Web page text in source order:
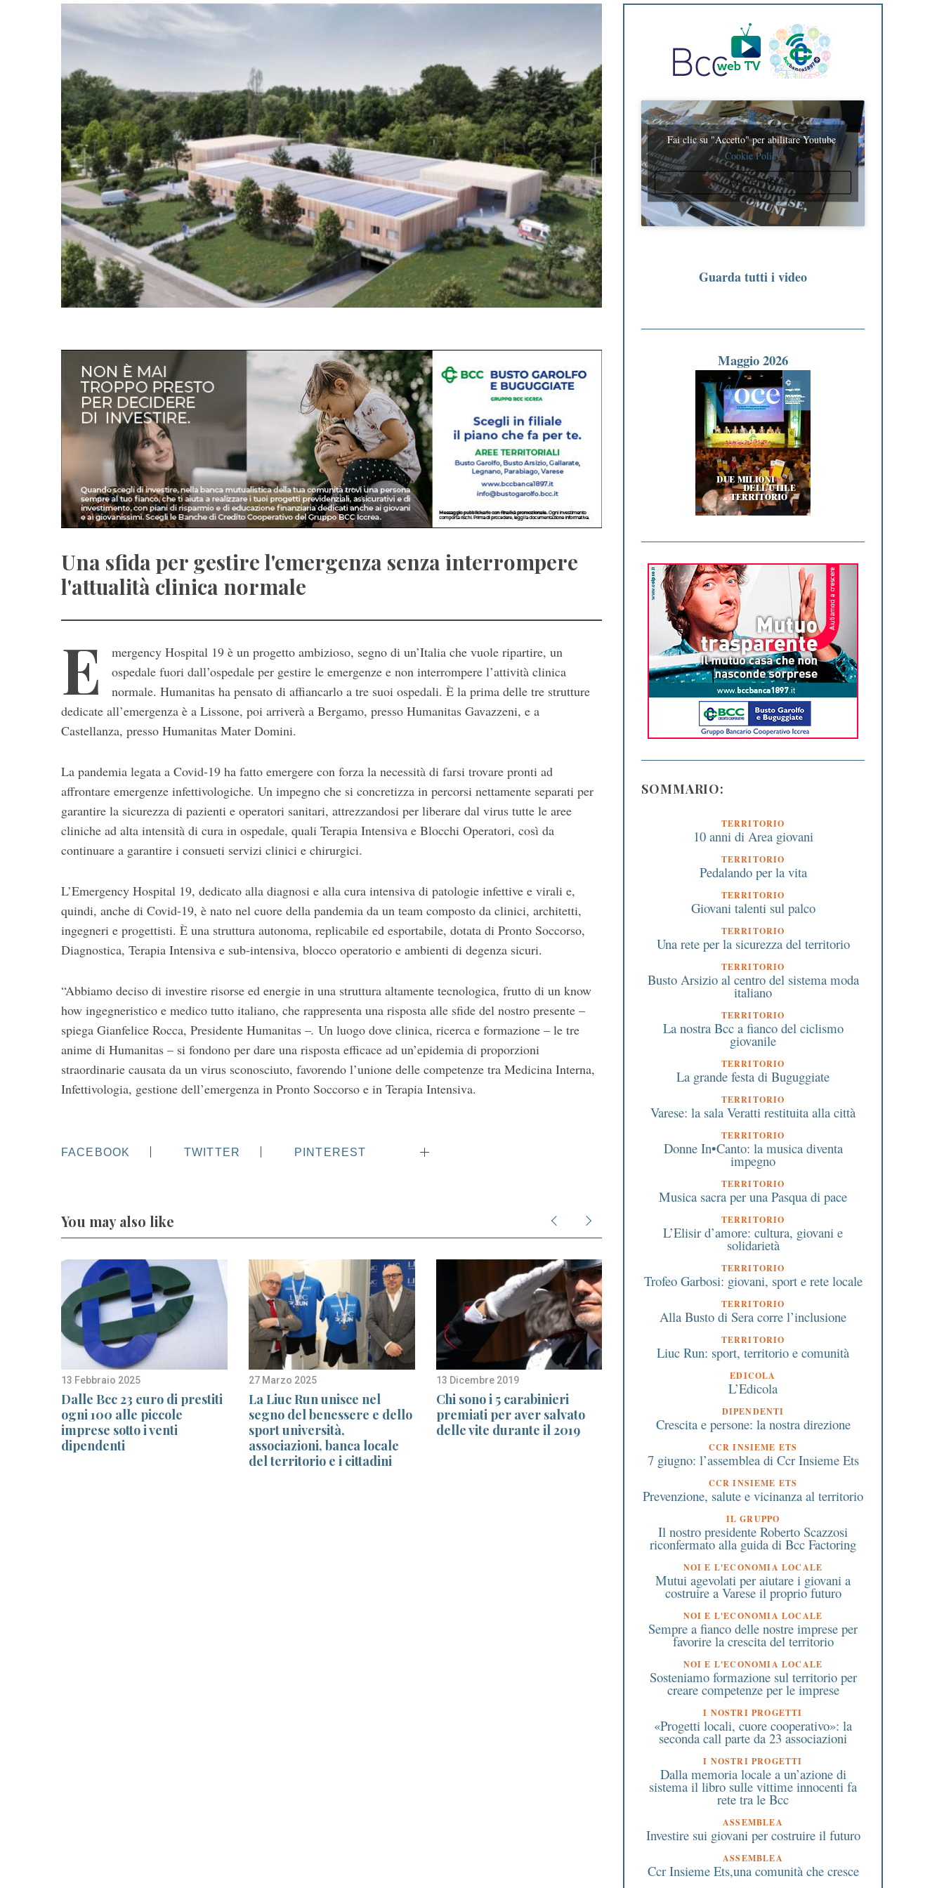
Una sfida per gestire l'emergenza senza interrompere
l'attualità clinica normale
E
mergency Hospital 19 è un progetto ambizioso, segno di un’Italia che vuole ripartire, un
ospedale fuori dall’ospedale per gestire le emergenze e non interrompere l’attività clinica
normale. Humanitas ha pensato di affiancarlo a tre suoi ospedali. È la prima delle tre strutture
dedicate all’emergenza è a Lissone, poi arriverà a Bergamo, presso Humanitas Gavazzeni, e a
Castellanza, presso Humanitas Mater Domini.
La pandemia legata a Covid-19 ha fatto emergere con forza la necessità di farsi trovare pronti ad
affrontare emergenze infettivologiche. Un impegno che si concretizza in percorsi nettamente separati per
garantire la sicurezza di pazienti e operatori sanitari, attrezzandosi per liberare dal virus tutte le aree
cliniche ad alta intensità di cura in ospedale, quali Terapia Intensiva e Blocchi Operatori, così da
continuare a garantire i consueti servizi clinici e chirurgici.
L’Emergency Hospital 19, dedicato alla diagnosi e alla cura intensiva di patologie infettive e virali e,
quindi, anche di Covid-19, è nato nel cuore della pandemia da un team composto da clinici, architetti,
ingegneri e progettisti. È una struttura autonoma, replicabile ed esportabile, dotata di Pronto Soccorso,
Diagnostica, Terapia Intensiva e sub-intensiva, blocco operatorio e ambienti di degenza sicuri.
“Abbiamo deciso di investire risorse ed energie in una struttura altamente tecnologica, frutto di un know
how ingegneristico e medico tutto italiano, che rappresenta una risposta alle sfide del nostro presente –
spiega Gianfelice Rocca, Presidente Humanitas –. Un luogo dove clinica, ricerca e formazione – le tre
anime di Humanitas – si fondono per dare una risposta efficace ad un’epidemia di proporzioni
straordinarie causata da un virus sconosciuto, favorendo l’unione delle competenze tra Medicina Interna,
Infettivologia, gestione dell’emergenza in Pronto Soccorso e in Terapia Intensiva.
FACEBOOK TWITTER PINTEREST
You may also like
13 Febbraio 2025
Dalle Bcc 23 euro di prestiti
ogni 100 alle piccole
imprese sotto i venti
dipendenti
27 Marzo 2025
La Liuc Run unisce nel
segno del benessere e dello
sport università,
associazioni, banca locale
del territorio e i cittadini
13 Dicembre 2019
Chi sono i 5 carabinieri
premiati per aver salvato
delle vite durante il 2019
Una casa per le persone
vittime di violenza a Varese
della rete regionale
Fai clic su "Accetto" per abilitare Youtube
Cookie Policy
ACCETTO
Guarda tutti i video
Maggio 2026
SOMMARIO:
TERRITORIO
10 anni di Area giovani
TERRITORIO
Pedalando per la vita
TERRITORIO
Giovani talenti sul palco
TERRITORIO
Una rete per la sicurezza del territorio
TERRITORIO
Busto Arsizio al centro del sistema moda
italiano
TERRITORIO
La nostra Bcc a fianco del ciclismo
giovanile
TERRITORIO
La grande festa di Buguggiate
TERRITORIO
Varese: la sala Veratti restituita alla città
TERRITORIO
Donne In•Canto: la musica diventa
impegno
TERRITORIO
Musica sacra per una Pasqua di pace
TERRITORIO
L’Elisir d’amore: cultura, giovani e
solidarietà
TERRITORIO
Trofeo Garbosi: giovani, sport e rete locale
TERRITORIO
Alla Busto di Sera corre l’inclusione
TERRITORIO
Liuc Run: sport, territorio e comunità
EDICOLA
L’Edicola
DIPENDENTI
Crescita e persone: la nostra direzione
CCR INSIEME ETS
7 giugno: l’assemblea di Ccr Insieme Ets
CCR INSIEME ETS
Prevenzione, salute e vicinanza al territorio
IL GRUPPO
Il nostro presidente Roberto Scazzosi
riconfermato alla guida di Bcc Factoring
NOI E L'ECONOMIA LOCALE
Mutui agevolati per aiutare i giovani a
costruire a Varese il proprio futuro
NOI E L'ECONOMIA LOCALE
Sempre a fianco delle nostre imprese per
favorire la crescita del territorio
NOI E L'ECONOMIA LOCALE
Sosteniamo formazione sul territorio per
creare competenze per le imprese
I NOSTRI PROGETTI
«Progetti locali, cuore cooperativo»: la
seconda call parte da 23 associazioni
I NOSTRI PROGETTI
Dalla memoria locale a un’azione di
sistema il libro sulle vittime innocenti fa
rete tra le Bcc
ASSEMBLEA
Investire sui giovani per costruire il futuro
ASSEMBLEA
Ccr Insieme Ets,una comunità che cresce
S
e
a
r
h
o